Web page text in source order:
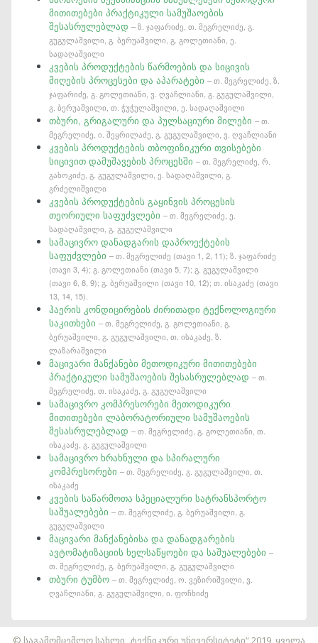
მითითებები პრაქტიკული სამუშაოების
შესასრულებლად– ზ. ჯაფარიძე, თ. მეგრელიძე, გ.
გუგულაშვილი, გ. ბერუაშვილი, გ. გოლეთიანი, ე.
სადაღაშვილი
კვების პროდუქტების წარმოების და სიცივის
მიღების პროცესები და აპარატები– თ. მეგრელიძე, ზ.
ჯაფარიძე, გ. გოლეთიანი, ვ. ღვაჩლიანი, გ. გუგულაშვილი,
გ. ბერუაშვილი, თ. ჭუჭულაშვილი, ე. სადაღაშვილი
თბური, გრიგალური და პულსაციური მილები– თ.
მეგრელიძე, ი. შეყრილაძე, გ. გუგულაშვილი, ვ. ღვაჩლიანი
კვების პროდუქტების თბოფიზიკური თვისებები
სიცივით დამუშავების პროცესში– თ. მეგრელიძე, რ.
გახოკიძე, გ. გუგულაშვილი, ე. სადაღაშვილი, გ.
გრძელიშვილი
კვების პროდუქტების გაყინვის პროცესის
თეორიული საფუძვლები– თ. მეგრელიძე, ე.
სადაღაშვილი, გ. გუგულაშვილი
სამაცივრო დანადგარის დაპროექტების
საფუძვლები– თ. მეგრელიძე (თავი 1, 2, 11); ზ. ჯაფარიძე
(თავი 3, 4); გ. გოლეთიანი (თავი 5, 7); გ. გუგულაშვილი
(თავი 6, 8, 9); გ. ბერუაშვილი (თავი 10, 12); თ. ისაკაძე (თავი
13, 14, 15).
ჰაერის კონდიცირების ძირითადი ტექნოლოგიური
საკითხები– თ. მეგრელიძე, გ. გოლეთიანი, გ.
ბერუაშვილი, გ. გუგულაშვილი, თ. ისაკაძე, ზ.
ლაზარაშვილი
მაცივარი მანქანები მეთოდიკური მითითებები
პრაქტიკული სამუშაოების შესასრულებლად– თ.
მეგრელიძე, თ. ისაკაძე, გ. გუგულაშვილი
სამაცივრო კომპრესორები მეთოდიკური
მითითებები ლაბორატორიული სამუშაოების
შესასრულებლად– თ. მეგრელიძე, გ. გოლეთიანი, თ.
ისაკაძე, გ. გუგულაშვილი
სამაცივრო ხრახნული და სპირალური
კომპრესორები– თ. მეგრელიძე, გ. გუგულაშვილი, თ.
ისაკაძე
კვების საწარმოთა სპეციალური სატრანსპორტო
საშუალებები– თ. მეგრელიძე, გ. ბერუაშვილი, გ.
გუგულაშვილი
მაცივარი მანქანებისა და დანადგარების
ავტომატიზაციის ხელსაწყოები და საშუალებები–
თ. მეგრელიძე, გ. ბერუაშვილი, გ. გუგულაშვილი
თბური ტუმბო– თ. მეგრელიძე, ო. ვეზირიშვილი, ვ.
ღვაჩლიანი, გ. გუგულაშვილი, ი. ფოჩხიძე
© საგამომცემლო სახლი „ტექნიკური უნივერსიტეტი“ 2019, ყველა
საიტის დამზადება